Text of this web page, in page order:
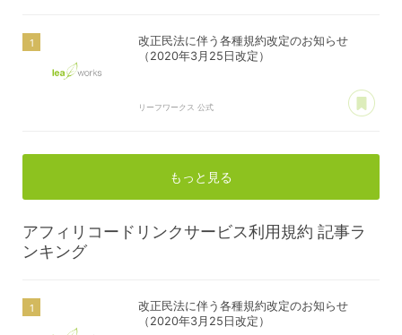
改正民法に伴う各種規約改定のお知らせ
（2020年3月25日改定）
リーフワークス 公式
もっと見る
アフィリコードリンクサービス利用規約 記事ラ
ンキング
改正民法に伴う各種規約改定のお知らせ
（2020年3月25日改定）